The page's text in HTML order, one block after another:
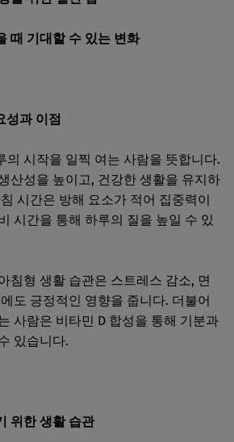
때 기대할 수 있는 변화
성과 이점
의 시작을 일찍 여는 사람을 뜻합니다.
산성을 높이고, 건강한 생활을 유지하
시간은 방해 요소가 적어 집중력이
시간을 통해 하루의 질을 높일 수 있
침형 생활 습관은 스트레스 감소, 면
도 긍정적인 영향을 줍니다. 더불어
사람은 비타민 D 합성을 통해 기분과
있습니다.
위한 생활 습관